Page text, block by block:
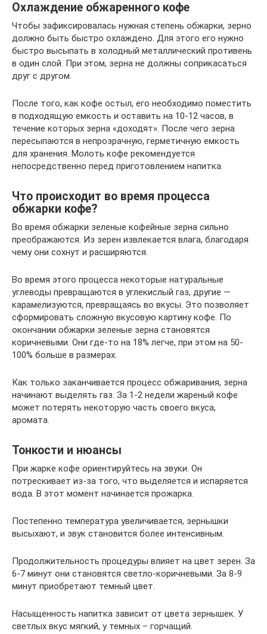
Охлаждение обжаренного кофе
Чтобы зафиксировалась нужная степень обжарки, зерно
должно быть быстро охлаждено. Для этого его нужно
быстро высыпать в холодный металлический противень
в один слой. При этом, зерна не должны соприкасаться
друг с другом.
После того, как кофе остыл, его необходимо поместить
в подходящую емкость и оставить на 10-12 часов, в
течение которых зерна «доходят». После чего зерна
пересыпаются в непрозрачную, герметичную емкость
для хранения. Молоть кофе рекомендуется
непосредственно перед приготовлением напитка.
Что происходит во время процесса
обжарки кофе?
Во время обжарки зеленые кофейные зерна сильно
преображаются. Из зерен извлекается влага, благодаря
чему они сохнут и расширяются.
Во время этого процесса некоторые натуральные
углеводы превращаются в углекислый газ, другие —
карамелизуются, превращаясь во вкусы. Это позволяет
сформировать сложную вкусовую картину кофе. По
окончании обжарки зеленые зерна становятся
коричневыми. Они где-то на 18% легче, при этом на 50-
100% больше в размерах.
Как только заканчивается процесс обжаривания, зерна
начинают выделять газ. За 1-2 недели жареный кофе
может потерять некоторую часть своего вкуса,
аромата.
Тонкости и нюансы
При жарке кофе ориентируйтесь на звуки. Он
потрескивает из-за того, что выделяется и испаряется
вода. В этот момент начинается прожарка.
Постепенно температура увеличивается, зернышки
высыхают, и звук становится более интенсивным.
Продолжительность процедуры влияет на цвет зерен. За
6-7 минут они становятся светло-коричневыми. За 8-9
минут приобретают темный цвет.
Насыщенность напитка зависит от цвета зернышек. У
светлых вкус мягкий, у темных – горчащий.